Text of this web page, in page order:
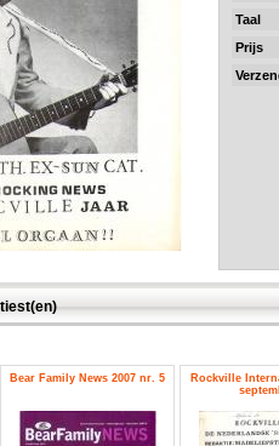
Taal
Prijs
Bear Family News 2007 nr. 5
Rockville